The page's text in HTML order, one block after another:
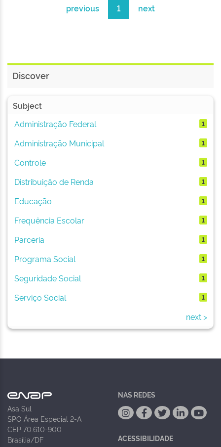
previous 1 next
Discover
Subject
Administração Federal
1
Administração Municipal 1
Controle 1
Distribuição de Renda 1
Educação 1
Frequência Escolar 1
Parceria 1
Programa Social 1
Seguridade Social 1
Serviço Social 1
next >
Asa Sul
SPO Área Especial 2-A
CEP 70.610-900
Brasília/DF
NAS REDES
ACESSIBILIDADE